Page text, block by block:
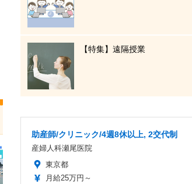
【特集】遠隔授業
助産師/クリニック/4週8休以上, 2交代制
産婦人科瀬尾医院
東京都
月給25万円～